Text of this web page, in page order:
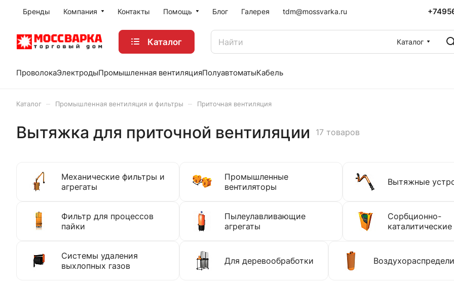
Бренды Компания Контакты Помощь Блог Галерея tdm@mossvarka.ru
Каталог Каталог
ПроволокаЭлектродыПромышленная вентиляцияПолуавтоматыКабель
Каталог Промышленная вентиляция и фильтры Приточная вентиляция
Вытяжка для приточной вентиляции 17 товаров
Механические фильтры и
агрегаты
Промышленные
вентиляторы
Вытяжные
Фильтр для процессов
пайки
Пылеулавливающие
агрегаты
Сорбционно-
Системы удаления
выхлопных газов
Для деревообработки